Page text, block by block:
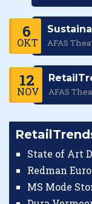
6
OKT AFAS
12
NOV AFAS
State of Art
Redman
MS Mode